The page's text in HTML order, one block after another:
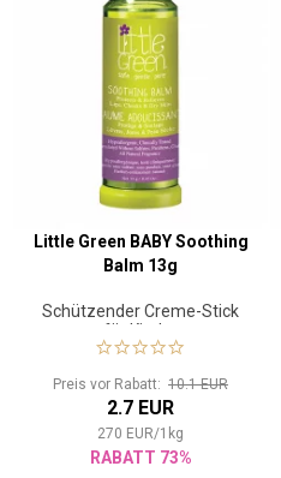
Little Green BABY Soothing
Balm 13g
Schützender Creme-Stick
für Kinder
Preis vor Rabatt: 10.1 EUR
2.7 EUR
270 EUR/1 kg
RABATT 73%